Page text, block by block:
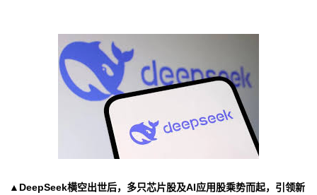
▲DeepSeek横空出世后，多只芯片股及AI应用股乘势而起，引领新